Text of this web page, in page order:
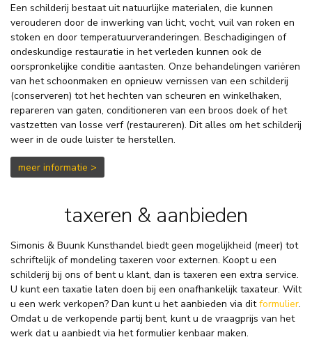
Een schilderij bestaat uit natuurlijke materialen, die kunnen
verouderen door de inwerking van licht, vocht, vuil van roken en
stoken en door temperatuurveranderingen. Beschadigingen of
ondeskundige restauratie in het verleden kunnen ook de
oorspronkelijke conditie aantasten. Onze behandelingen variëren
van het schoonmaken en opnieuw vernissen van een schilderij
(conserveren) tot het hechten van scheuren en winkelhaken,
repareren van gaten, conditioneren van een broos doek of het
vastzetten van losse verf (restaureren). Dit alles om het schilderij
weer in de oude luister te herstellen.
meer informatie >
taxeren & aanbieden
Simonis & Buunk Kunsthandel biedt geen mogelijkheid (meer) tot
schriftelijk of mondeling taxeren voor externen. Koopt u een
schilderij bij ons of bent u klant, dan is taxeren een extra service.
U kunt een taxatie laten doen bij een onafhankelijk taxateur. Wilt
u een werk verkopen? Dan kunt u het aanbieden via ditformulier.
Omdat u de verkopende partij bent, kunt u de vraagprijs van het
werk dat u aanbiedt via het formulier kenbaar maken.